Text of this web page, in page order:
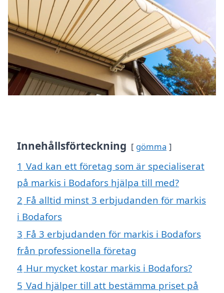
Innehållsförteckning gömma
1 Vad kan ett företag som är specialiserat
på markis i Bodafors hjälpa till med?
2 Få alltid minst 3 erbjudanden för markis
i Bodafors
3 Få 3 erbjudanden för markis i Bodafors
från professionella företag
4 Hur mycket kostar markis i Bodafors?
5 Vad hjälper till att bestämma priset på